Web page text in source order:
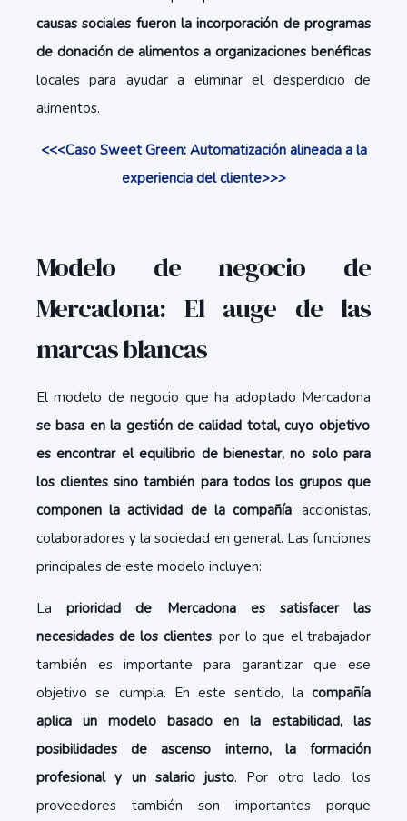
causas sociales fueron la incorporación de programas
de donación de alimentos a organizaciones benéficas
locales para ayudar a eliminar el desperdicio de
alimentos.
<<<Caso Sweet Green: Automatización alineada a la
experiencia del cliente>>>
Modelo de negocio de
Mercadona: El auge de las
marcas blancas
El modelo de negocio que ha adoptado Mercadona
se basa en la gestión de calidad total, cuyo objetivo
es encontrar el equilibrio de bienestar, no solo para
los clientes sino también para todos los grupos que
componen la actividad de la compañía: accionistas,
colaboradores y la sociedad en general. Las funciones
principales de este modelo incluyen:
Laprioridad de Mercadona es satisfacer las
necesidades de los clientes, por lo que el trabajador
también es importante para garantizar que ese
objetivo se cumpla. En este sentido, la compañía
aplica un modelo basado en la estabilidad, las
posibilidades de ascenso interno, la formación
profesional y un salario justo. Por otro lado, los
proveedores también son importantes porque